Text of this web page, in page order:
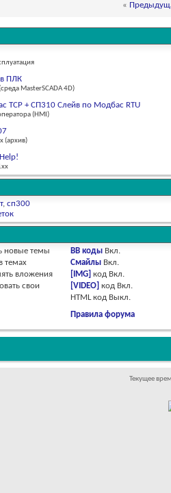
«
ПЛК
MasterSCADA 4D)
ТСР + СП310 Слейв по Модбас RTU
(HMI)
(архив)
, сп300
новые темы
темах
вложения
свои
BB коды Вкл.
Смайлы Вкл.
[IMG] код Вкл.
[VIDEO] код Вкл.
HTML код Выкл.
Правила форума
Текущее